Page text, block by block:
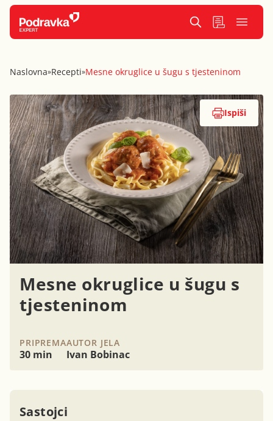
Naslovna»Recepti»Mesne okruglice u šugu s tjesteninom
Mesne okruglice u šugu s
tjesteninom
PRIPREMA
30 min
AUTOR JELA
Ivan Bobinac
Ispiši
Sastojci